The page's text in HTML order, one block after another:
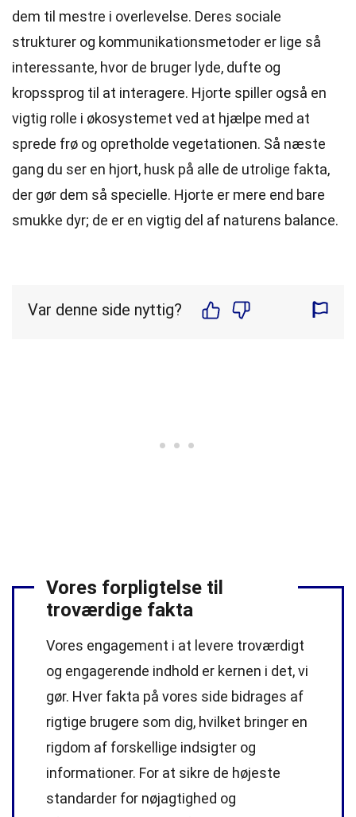
dem til mestre i overlevelse. Deres sociale
strukturer og kommunikationsmetoder er lige så
interessante, hvor de bruger lyde, dufte og
kropssprog til at interagere. Hjorte spiller også en
vigtig rolle i økosystemet ved at hjælpe med at
sprede frø og opretholde vegetationen. Så næste
gang du ser en hjort, husk på alle de utrolige fakta,
der gør dem så specielle. Hjorte er mere end bare
smukke dyr; de er en vigtig del af naturens balance.
Var denne side nyttig?
Vores forpligtelse til
troværdige fakta
Vores engagement i at levere troværdigt
og engagerende indhold er kernen i det, vi
gør. Hver fakta på vores side bidrages af
rigtige brugere som dig, hvilket bringer en
rigdom af forskellige indsigter og
informationer. For at sikre de højeste
standarder for nøjagtighed og